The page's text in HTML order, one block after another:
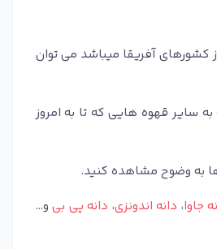
که یکی از کشورهای آفریقا میباشد می توان
سایر قهوه هایی که تا به امروز
به وضوح مشاهده کنید.
جاوا، دانه اندونزی، دانه پی بی و...